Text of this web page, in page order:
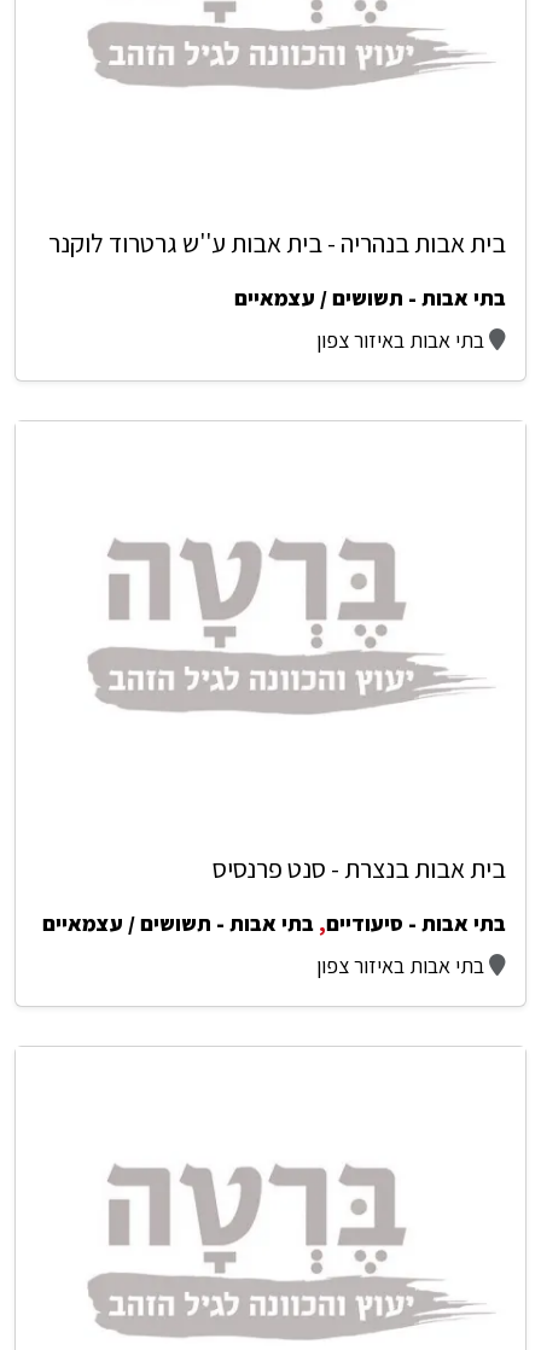
בית אבות בנהריה - בית אבות ע''ש גרטרוד לוקנר
בתי אבות - תשושים / עצמאיים
בתי אבות באיזור צפון
בית אבות בנצרת - סנט פרנסיס
בתי אבות - סיעודיים, בתי אבות - תשושים / עצמאיים
בתי אבות באיזור צפון